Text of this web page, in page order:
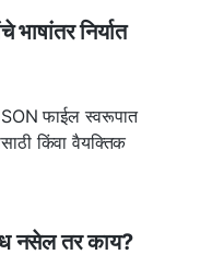
निर्यात
फाईल स्वरूपात
किंवा वैयक्तिक
नसेल तर काय?